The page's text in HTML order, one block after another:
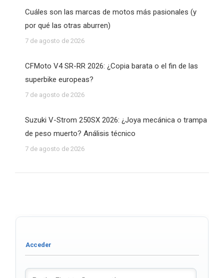
Cuáles son las marcas de motos más pasionales (y
por qué las otras aburren)
7 de agosto de 2026
CFMoto V4 SR-RR 2026: ¿Copia barata o el fin de las
superbike europeas?
7 de agosto de 2026
Suzuki V-Strom 250SX 2026: ¿Joya mecánica o trampa
de peso muerto? Análisis técnico
7 de agosto de 2026